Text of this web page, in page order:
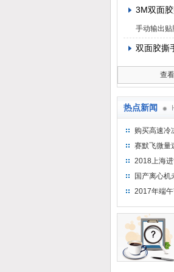
3M双面
手动输出贴
双面胶撕
查
热点新闻
购买高速冷
工作
赛默飞微量
12
2018上海
上海的影响
国产离心机
2017年端